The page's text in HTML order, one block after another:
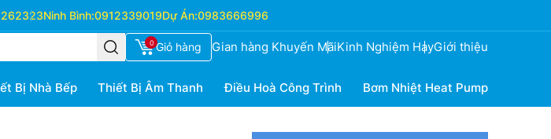
Ninh Bình:0912339019Dự Án:0983666996
0 Giỏ hàng Gian hàng Khuyến MãiKinh Nghiệm HayGiới thiệu
Bị Nhà Bếp Thiết Bị Âm Thanh Điều Hoà Công Trình Bơm Nhiệt Heat Pump